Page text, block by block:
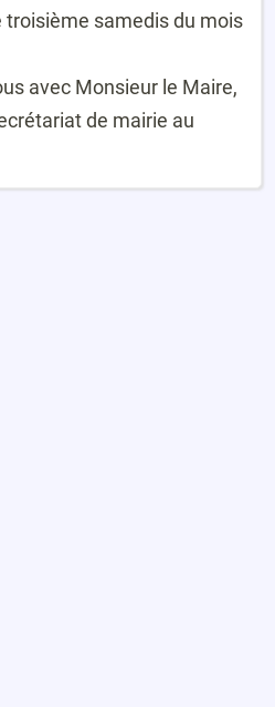
troisième samedis du mois
avec Monsieur le Maire,
de mairie au